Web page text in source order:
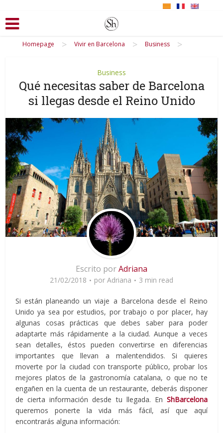
Homepage > Vivir en Barcelona > Business >
Business
Qué necesitas saber de Barcelona
si llegas desde el Reino Unido
Escrito porAdriana
21/02/2018 por Adriana 3 min read
Si están planeando un viaje a Barcelona desde el Reino
Unido ya sea por estudios, por trabajo o por placer, hay
algunas cosas prácticas que debes saber para poder
adaptarte más rápidamente a la ciudad. Aunque a veces
sean detalles, éstos pueden convertirse en diferencias
importantes que llevan a malentendidos. Si quieres
moverte por la ciudad con transporte público, probar los
mejores platos de la gastronomía catalana, o que no te
engañen en la cuenta de un restaurante, deberás disponer
de cierta información desde tu llegada. En ShBarcelona
queremos ponerte la vida más fácil, así que aquí
encontrarás alguna información: